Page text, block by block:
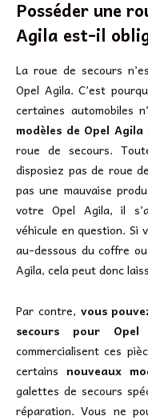
Posséder une
Agila est-il
La roue de secours
Opel Agila. C’est
certaines automobiles
modèles de Opel Agila
roue de secours.
disposiez pas de roue
pas une mauvaise
votre Opel Agila, il
véhicule en question. Si
au-dessous du coffre
Agila, cela peut donc
Par contre, vous
secours pour Opel
commercialisent ces
certains nouveaux
galettes de secours
réparation. Vous ne